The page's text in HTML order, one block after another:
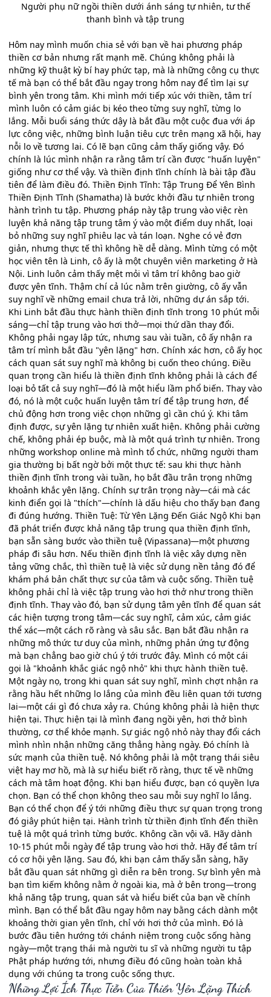
Người phụ nữ ngồi thiền dưới ánh sáng tự nhiên, tư thế
thanh bình và tập trung
Hôm nay mình muốn chia sẻ với bạn về hai phương pháp
thiền cơ bản nhưng rất mạnh mẽ. Chúng không phải là
những kỹ thuật kỳ bí hay phức tạp, mà là những công cụ thực
tế mà bạn có thể bắt đầu ngay trong hôm nay để tìm lại sự
bình yên trong tâm. Khi mình mới tiếp xúc với thiền, tâm trí
mình luôn có cảm giác bị kéo theo từng suy nghĩ, từng lo
lắng. Mỗi buổi sáng thức dậy là bắt đầu một cuộc đua với áp
lực công việc, những bình luận tiêu cực trên mạng xã hội, hay
nỗi lo về tương lai. Có lẽ bạn cũng cảm thấy giống vậy. Đó
chính là lúc mình nhận ra rằng tâm trí cần được "huấn luyện"
giống như cơ thể vậy. Và thiền định tĩnh chính là bài tập đầu
tiên để làm điều đó. Thiền Định Tĩnh: Tập Trung Để Yên Bình
Thiền Định Tĩnh (Shamatha) là bước khởi đầu tự nhiên trong
hành trình tu tập. Phương pháp này tập trung vào việc rèn
luyện khả năng tập trung tâm ý vào một điểm duy nhất, loại
bỏ những suy nghĩ phiêu lạc và tán loạn. Nghe có vẻ đơn
giản, nhưng thực tế thì không hề dễ dàng. Mình từng có một
học viên tên là Linh, cô ấy là một chuyên viên marketing ở Hà
Nội. Linh luôn cảm thấy mệt mỏi vì tâm trí không bao giờ
được yên tĩnh. Thậm chí cả lúc nằm trên giường, cô ấy vẫn
suy nghĩ về những email chưa trả lời, những dự án sắp tới.
Khi Linh bắt đầu thực hành thiền định tĩnh trong 10 phút mỗi
sáng—chỉ tập trung vào hơi thở—mọi thứ dần thay đổi.
Không phải ngay lập tức, nhưng sau vài tuần, cô ấy nhận ra
tâm trí mình bắt đầu "yên lặng" hơn. Chính xác hơn, cô ấy học
cách quan sát suy nghĩ mà không bị cuốn theo chúng. Điều
quan trọng cần hiểu là thiền định tĩnh không phải là cách để
loại bỏ tất cả suy nghĩ—đó là một hiểu lầm phổ biến. Thay vào
đó, nó là một cuộc huấn luyện tâm trí để tập trung hơn, để
chủ động hơn trong việc chọn những gì cần chú ý. Khi tâm
định được, sự yên lặng tự nhiên xuất hiện. Không phải cường
chế, không phải ép buộc, mà là một quá trình tự nhiên. Trong
những workshop online mà mình tổ chức, những người tham
gia thường bị bất ngờ bởi một thực tế: sau khi thực hành
thiền định tĩnh trong vài tuần, họ bắt đầu trân trọng những
khoảnh khắc yên lặng. Chính sự trân trọng này—cái mà các
kinh điển gọi là "thích"—chính là dấu hiệu cho thấy bạn đang
đi đúng hướng. Thiền Tuệ: Từ Yên Lặng Đến Giác Ngộ Khi bạn
đã phát triển được khả năng tập trung qua thiền định tĩnh,
bạn sẵn sàng bước vào thiền tuệ (Vipassana)—một phương
pháp đi sâu hơn. Nếu thiền định tĩnh là việc xây dựng nền
tảng vững chắc, thì thiền tuệ là việc sử dụng nền tảng đó để
khám phá bản chất thực sự của tâm và cuộc sống. Thiền tuệ
không phải chỉ là việc tập trung vào hơi thở như trong thiền
định tĩnh. Thay vào đó, bạn sử dụng tâm yên tĩnh để quan sát
các hiện tượng trong tâm—các suy nghĩ, cảm xúc, cảm giác
thể xác—một cách rõ ràng và sâu sắc. Bạn bắt đầu nhận ra
những mô thức tư duy của mình, những phản ứng tự động
mà bạn chẳng bao giờ chú ý tới trước đây. Mình có một cái
gọi là "khoảnh khắc giác ngộ nhỏ" khi thực hành thiền tuệ.
Một ngày nọ, trong khi quan sát suy nghĩ, mình chợt nhận ra
rằng hầu hết những lo lắng của mình đều liên quan tới tương
lai—một cái gì đó chưa xảy ra. Chúng không phải là hiện thực
hiện tại. Thực hiện tại là mình đang ngồi yên, hơi thở bình
thường, cơ thể khỏe mạnh. Sự giác ngộ nhỏ này thay đổi cách
mình nhìn nhận những căng thẳng hàng ngày. Đó chính là
sức mạnh của thiền tuệ. Nó không phải là một trạng thái siêu
việt hay mơ hồ, mà là sự hiểu biết rõ ràng, thực tế về những
cách mà tâm hoạt động. Khi bạn hiểu được, bạn có quyền lựa
chọn. Bạn có thể chọn không theo sau mỗi suy nghĩ lo lắng.
Bạn có thể chọn để ý tới những điều thực sự quan trọng trong
đó giây phút hiện tại. Hành trình từ thiền định tĩnh đến thiền
tuệ là một quá trình từng bước. Không cần vội vã. Hãy dành
10-15 phút mỗi ngày để tập trung vào hơi thở. Hãy để tâm trí
có cơ hội yên lặng. Sau đó, khi bạn cảm thấy sẵn sàng, hãy
bắt đầu quan sát những gì diễn ra bên trong. Sự bình yên mà
bạn tìm kiếm không nằm ở ngoài kia, mà ở bên trong—trong
khả năng tập trung, quan sát và hiểu biết của bạn về chính
mình. Bạn có thể bắt đầu ngay hôm nay bằng cách dành một
khoảng thời gian yên tĩnh, chỉ với hơi thở của mình. Đó là
bước đầu tiên hướng tới chánh niệm trong cuộc sống hàng
ngày—một trạng thái mà người tu sĩ và những người tu tập
Phật pháp hướng tới, nhưng điều đó cũng hoàn toàn khả
dụng với chúng ta trong cuộc sống thực.
Những Lợi Ích Thực Tiễn Của Thiền Yên Lặng Thích